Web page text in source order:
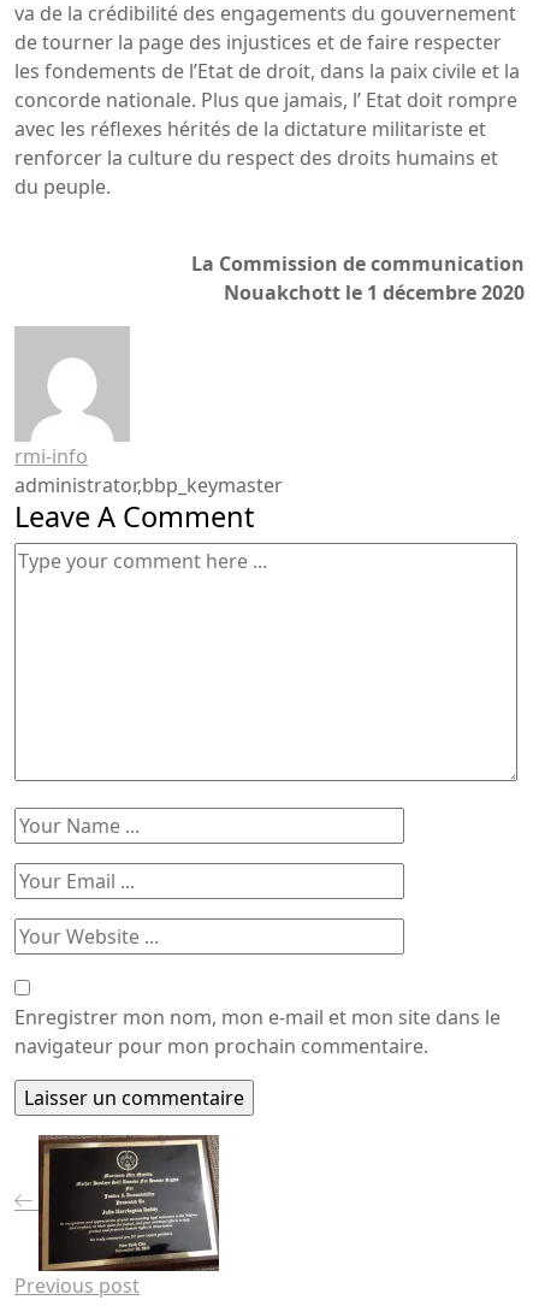
va de la crédibilité des engagements du gouvernement
de tourner la page des injustices et de faire respecter
les fondements de l’Etat de droit, dans la paix civile et la
concorde nationale. Plus que jamais, l’ Etat doit rompre
avec les réflexes hérités de la dictature militariste et
renforcer la culture du respect des droits humains et
du peuple.
La Commission de communication
Nouakchott le 1 décembre 2020
rmi-info
administrator,bbp_keymaster
Leave A Comment
Enregistrer mon nom, mon e-mail et mon site dans le
navigateur pour mon prochain commentaire.
Previous post